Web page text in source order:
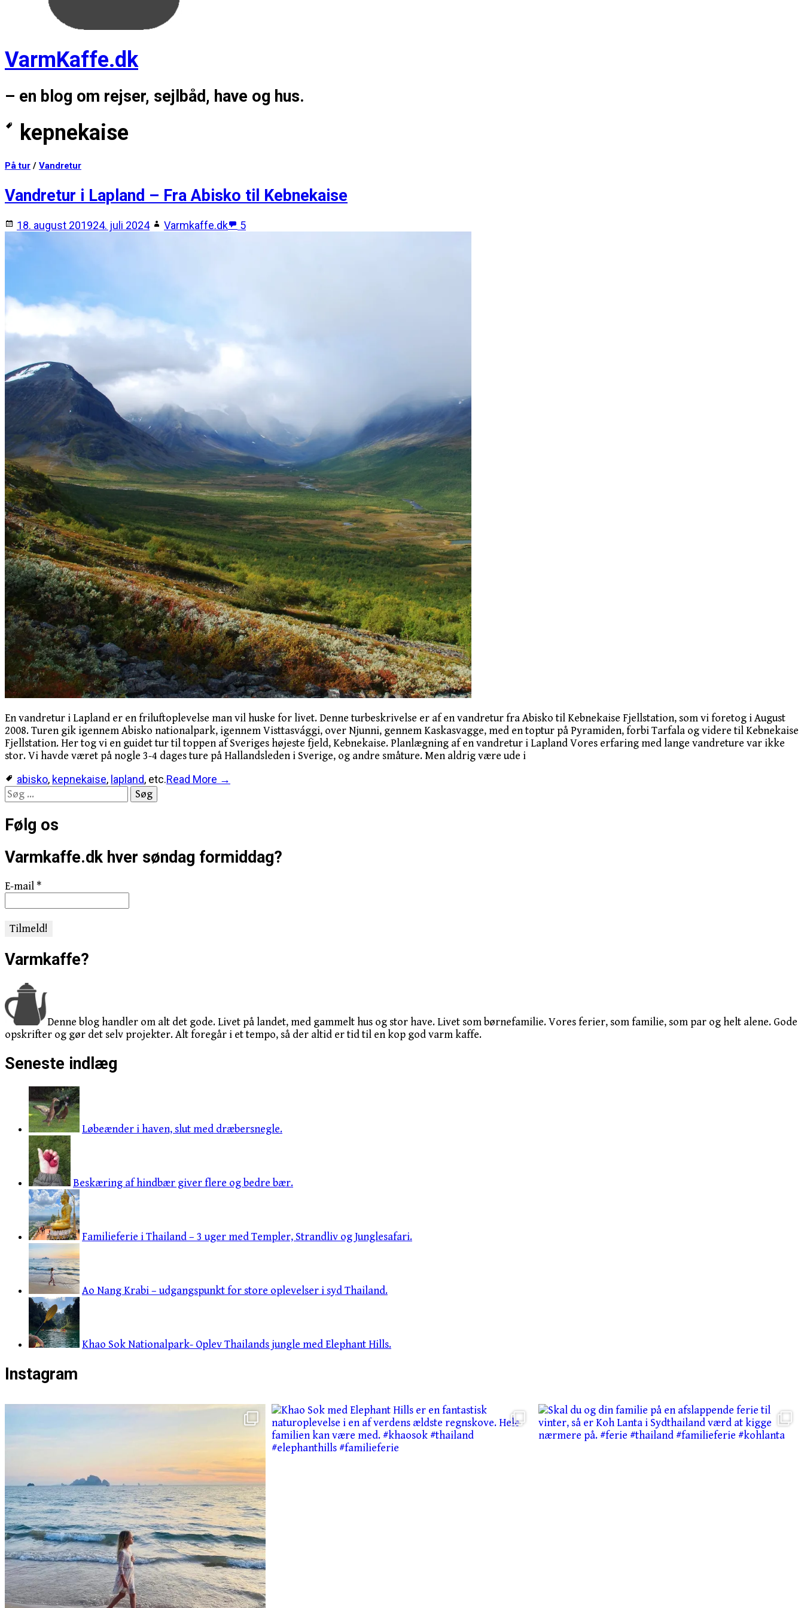
VarmKaffe.dk
– en blog om rejser, sejlbåd, have og hus.
kepnekaise
På tur / Vandretur
Vandretur i Lapland – Fra Abisko til Kebnekaise
18. august 201924. juli 2024 Varmkaffe.dk 5
En vandretur i Lapland er en friluftoplevelse man vil huske for livet. Denne turbeskrivelse er af en vandretur fra Abisko til Kebnekaise Fjellstation, som vi foretog i August
2008. Turen gik igennem Abisko nationalpark, igennem Visttasvággi, over Njunni, gennem Kaskasvagge, med en toptur på Pyramiden, forbi Tarfala og videre til Kebnekaise
Fjellstation. Her tog vi en guidet tur til toppen af Sveriges højeste fjeld, Kebnekaise. Planlægning af en vandretur i Lapland Vores erfaring med lange vandreture var ikke
stor. Vi havde været på nogle 3-4 dages ture på Hallandsleden i Sverige, og andre småture. Men aldrig være ude i
abisko, kepnekaise, lapland, etc.Read More →
Søg
efter:
Følg os
Varmkaffe.dk hver søndag formiddag?
E-mail*
Varmkaffe?
Denne blog handler om alt det gode. Livet på landet, med gammelt hus og stor have. Livet som børnefamilie. Vores ferier, som familie, som par og helt alene. Gode
opskrifter og gør det selv projekter. Alt foregår i et tempo, så der altid er tid til en kop god varm kaffe.
Seneste indlæg
Løbeænder i haven, slut med dræbersnegle.
Beskæring af hindbær giver flere og bedre bær.
Familieferie i Thailand – 3 uger med Templer, Strandliv og Junglesafari.
Ao Nang Krabi – udgangspunkt for store oplevelser i syd Thailand.
Khao Sok Nationalpark- Oplev Thailands jungle med Elephant Hills.
Instagram